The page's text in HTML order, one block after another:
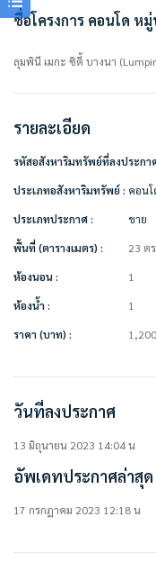
• ชั้นวางทีวี
• เตียง + ที่นอน
• ผ้าม่าน
• ที่ดูดควัน
• เคาน์เตอร์ครัว
สิ่งอำนวยความสะดวกในโคร
• ห้องออกกำลังกาย
• สวนหย่อม
• ระบบรักษาความปลอดภัยตลอ
• ที่จอดรถ
===============
สนใจติดต่อสอบถาม / นัดดู เข้
คุณภัทร 0 9 3 – 5 4 6 2 9 7 9
คุณปลา 0 6 1- 0 1 9 6 3 7 6
Line OA. : https://lin.ee/
WWW.BESTHOMECONDO.COM
ชื่อโครงการ คอนโด ห
ลุมพินี เมกะ ซิตี้ บางนา
รายละเอียด
รหัสอสังหาริมทรัพย์ที่ลงประกา
ประเภทอสังหาริมทรัพย์ : คอนโ
ประเภทประกาศ :
ขาย
พื้นที่ (ตารางเมตร) :
23 ต
ห้องนอน :
1
ห้องน้ำ :
1
ราคา (บาท) :
วันที่ลงประกาศ
13 มิถุนายน 2023 14:04 น
อัพเดทประกาศล่าสุด
17 กรกฎาคม 2023 12:18 น